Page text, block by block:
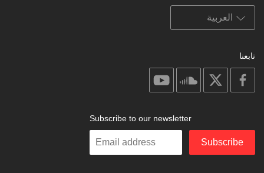
تابعنا
facebook
soundcloud
Subscribe to our newsletter
Enter
Subscribe